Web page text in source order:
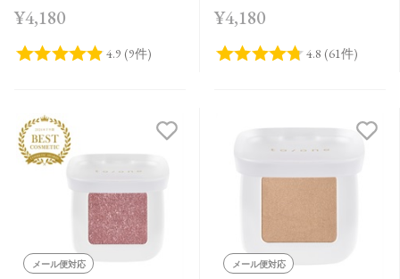
［09,10］＜2026 Summer
¥4,180
［01,02］
¥4,180
メール便対応 メール便対応